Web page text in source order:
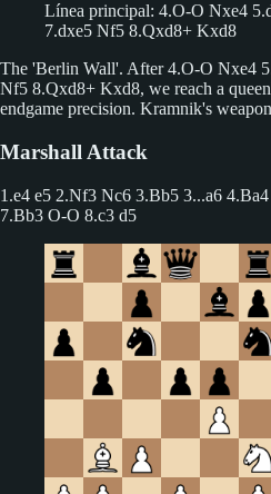
Línea principal: 4.O-O Nxe4
7.dxe5 Nf5 8.Qxd8+ Kxd8
The 'Berlin Wall'. After 4.O-O Nxe4
Nf5 8.Qxd8+ Kxd8, we reach a
endgame precision. Kramnik's
Marshall Attack
1.e4 e5 2.Nf3 Nc6 3.Bb5 3...a6
7.Bb3 O-O 8.c3 d5